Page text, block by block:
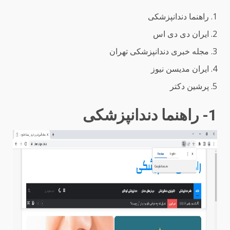
راهنما دندانپزشکی
ایران دی دی اس
مجله خبری دندانپزشکی تهران
ایران مدیسن نیوز
پرشین دکتر
1- راهنما دندانپزشکی